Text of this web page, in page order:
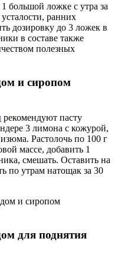
большой ложке с утра за
ранних
дозировку до 3 ложек в
в составе также
полезных
и сиропом
рекомендуют пасту
3 лимона с кожурой,
Растолочь по 100 г
массе, добавить 1
смешать. Оставить на
по утрам натощак за 30
для поднятия